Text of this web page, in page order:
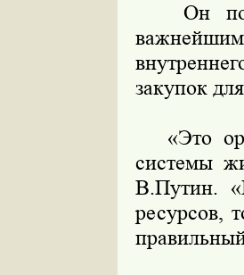
Он
закупок
«Это
системы
В.Путин.
ресурсов,